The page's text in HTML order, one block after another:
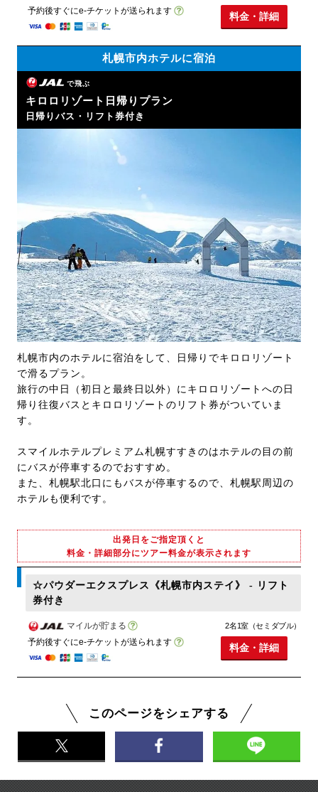
予約後すぐにe-チケットが送られます
料金・詳細
札幌市内ホテルに宿泊
で飛ぶ
キロロリゾート日帰りプラン
日帰りバス・リフト券付き
札幌市内のホテルに宿泊をして、日帰りでキロロリゾート
で滑るプラン。
旅行の中日（初日と最終日以外）にキロロリゾートへの日
帰り往復バスとキロロリゾートのリフト券がついていま
す。
スマイルホテルプレミアム札幌すすきのはホテルの目の前
にバスが停車するのでおすすめ。
また、札幌駅北口にもバスが停車するので、札幌駅周辺の
ホテルも便利です。
出発日をご指定頂くと
料金・詳細部分にツアー料金が表示されます
☆パウダーエクスプレス《札幌市内ステイ》 - リフト
券付き
マイルが貯まる
予約後すぐにe-チケットが送られます
2名1室（セミダブル）
料金・詳細
このページをシェアする